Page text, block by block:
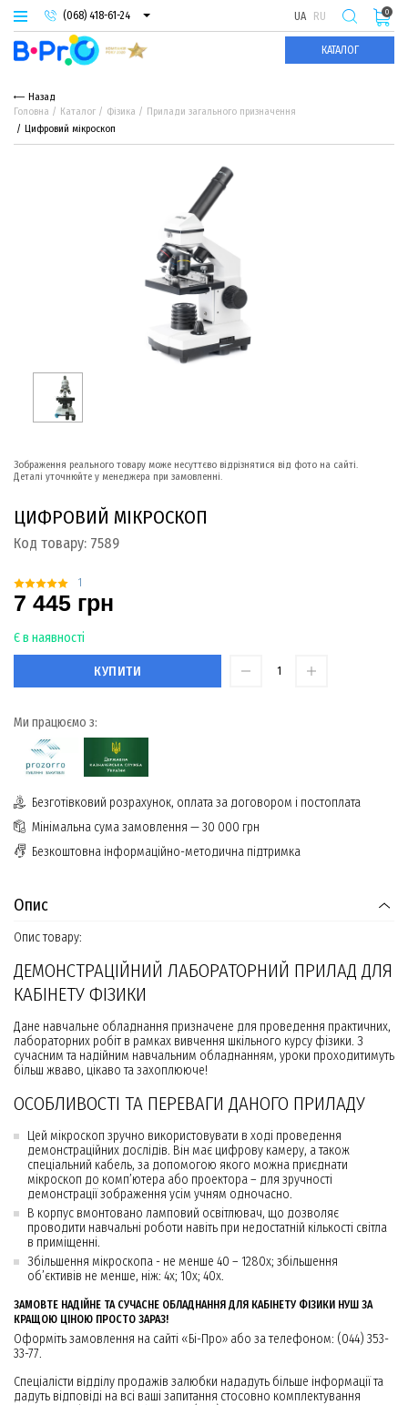
(068) 418-61-24
(093) 974-66-94
(095) 987-29-55
UA RU
КАТАЛОГ
0
Назад
Головна
Каталог Фізика
Прилади загального призначення
Цифровий мікроскоп
Зображення реального товару може несуттєво відрізнятися від фото на сайті.
Деталі уточнюйте у менеджера при замовленні.
ЦИФРОВИЙ МІКРОСКОП
Код товару: 7589
1
7 445 грн
Є в наявності
КУПИТИ
Ми працюємо з:
Безготівковий розрахунок, оплата за договором і постоплата
Мінімальна сума замовлення — 30 000 грн
Безкоштовна інформаційно-методична підтримка
Опис
Опис товару:
ДЕМОНСТРАЦІЙНИЙ ЛАБОРАТОРНИЙ ПРИЛАД ДЛЯ
КАБІНЕТУ ФІЗИКИ
Дане навчальне обладнання призначене для проведення практичних,
лабораторних робіт в рамках вивчення шкільного курсу фізики. З
сучасним та надійним навчальним обладнанням, уроки проходитимуть
більш жваво, цікаво та захоплююче!
ОСОБЛИВОСТІ ТА ПЕРЕВАГИ ДАНОГО ПРИЛАДУ
Цей мікроскоп зручно використовувати в ході проведення
демонстраційних дослідів. Він має цифрову камеру, а також
спеціальний кабель, за допомогою якого можна приєднати
мікроскоп до комп’ютера або проектора – для зручності
демонстрації зображення усім учням одночасно.
В корпус вмонтовано ламповий освітлювач, що дозволяє
проводити навчальні роботи навіть при недостатній кількості світла
в приміщенні.
Збільшення мікроскопа - не менше 40 – 1280х; збільшення
об’єктивів не менше, ніж: 4х; 10х; 40х.
ЗАМОВТЕ НАДІЙНЕ ТА СУЧАСНЕ ОБЛАДНАННЯ ДЛЯ КАБІНЕТУ ФІЗИКИ НУШ ЗА
КРАЩОЮ ЦІНОЮ ПРОСТО ЗАРАЗ!
Оформіть замовлення на сайті «Бі-Про» або за телефоном: (044) 353-
33-77.
Спеціалісти відділу продажів залюбки нададуть більше інформації та
дадуть відповіді на всі ваші запитання стосовно комплектування